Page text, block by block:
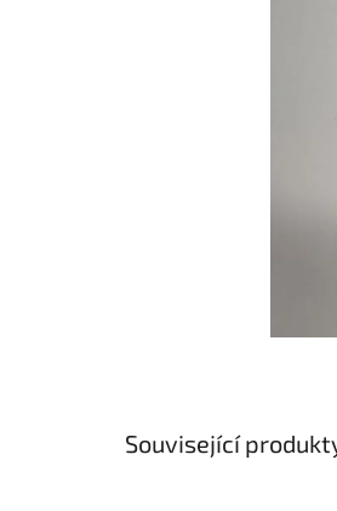
Související